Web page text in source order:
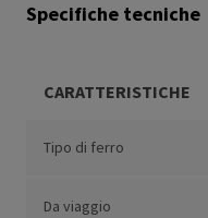
Specifiche tecniche
CARATTERISTICHE
Tipo di ferro
Da viaggio